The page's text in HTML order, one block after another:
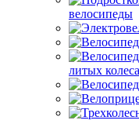
велосипеды
литых